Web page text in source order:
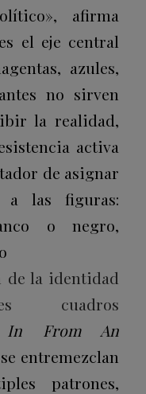
afirma
el eje central
azules,
no sirven
la realidad,
activa
de asignar
a las figuras:
o negro,
de la identidad
cuadros
In From An
entremezclan
patrones,